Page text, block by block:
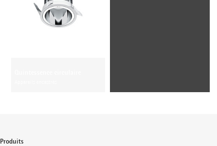
Produits